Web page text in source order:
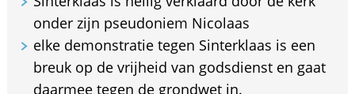
onder zijn pseudoniem Nicolaas
elke demonstratie tegen Sinterklaas is een
breuk op de vrijheid van godsdienst en gaat
daarmee tegen de grondwet in.